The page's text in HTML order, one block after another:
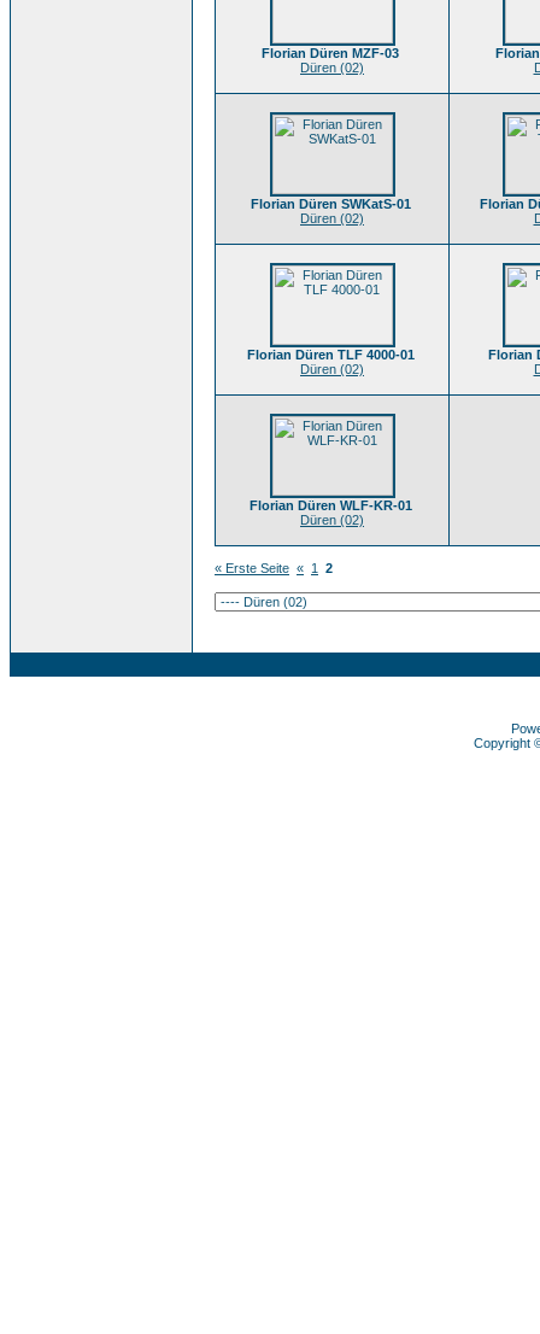
Florian Düren MZF-03
Düren (02)
Florian Düren SWKatS-01
Düren (02)
Florian
Florian Düren TLF 4000-01
Düren (02)
Florian
Florian Düren WLF-KR-01
Düren (02)
« Erste Seite « 1 2
Copyright